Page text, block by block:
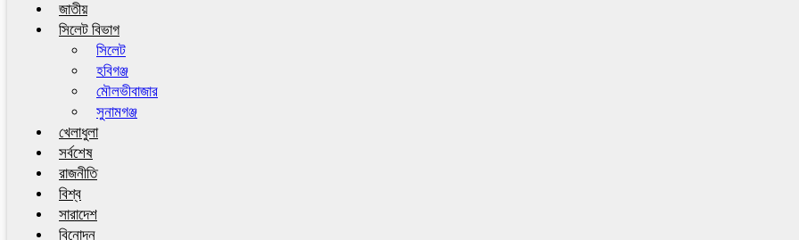
জাতীয়
সিলেট বিভাগ
সিলেট
হবিগঞ্জ
মৌলভীবাজার
সুনামগঞ্জ
খেলাধুলা
সর্বশেষ
রাজনীতি
বিশ্ব
সারাদেশ
বিনোদন